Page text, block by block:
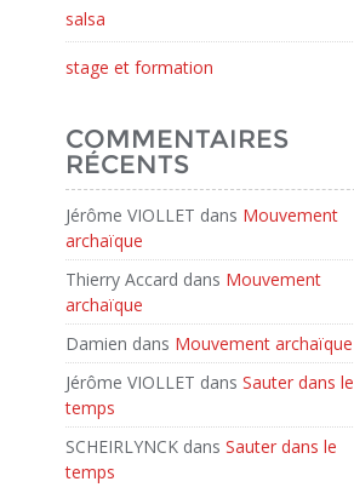
salsa
stage et formation
COMMENTAIRES
RÉCENTS
Jérôme VIOLLET dans Mouvement
archaïque
Thierry Accard dans Mouvement
archaïque
Damien dans Mouvement archaïque
Jérôme VIOLLET dans Sauter dans le
temps
SCHEIRLYNCK dans Sauter dans le
temps